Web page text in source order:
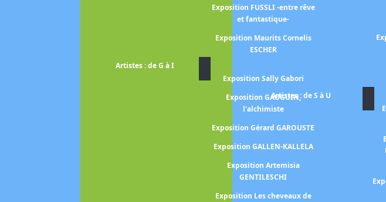
Exposition FUSSLI -entre rêve
et fantastique-
Exposition Maurits Cornelis
ESCHER
Artistes : de G à I
Exposition Sally Gabori
Exposition GAUGUIN,
l'alchimiste
Exposition Gérard GAROUSTE
Exposition GALLEN-KALLELA
Exposition Artemisia
GENTILESCHI
Exposition Les cheveaux de
Artistes : de S à U